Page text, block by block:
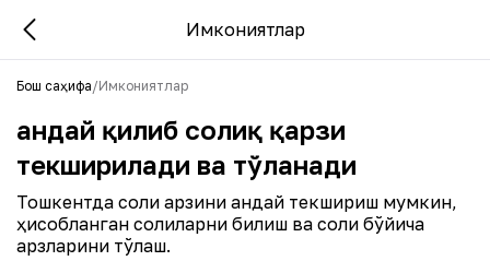
Имкониятлар
Бош саҳифа/Имкониятлар
Қандай қилиб солиқ қарзи
текширилади ва тўланади
Тошкентда солиқ қарзини қандай текшириш мумкин,
ҳисобланган солиқларни билиш ва солиқ бўйича
қарзларини тўлаш.